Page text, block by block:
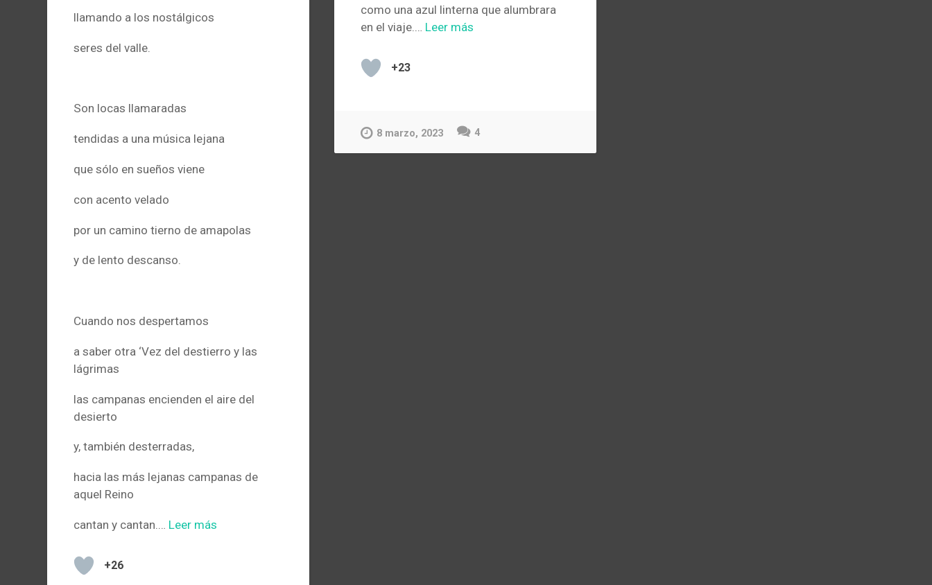
llamando a los nostálgicos
seres del valle.
Son locas llamaradas
tendidas a una música lejana
que sólo en sueños viene
con acento velado
por un camino tierno de amapolas
y de lento descanso.
Cuando nos despertamos
a saber otra ‘Vez del destierro y las
lágrimas
las campanas encienden el aire del
desierto
y, también desterradas,
hacia las más lejanas campanas de
aquel Reino
cantan y cantan.… Leer más
+26
como una azul linterna que alumbrara
en el viaje.… Leer más
+23
8 marzo, 2023 4